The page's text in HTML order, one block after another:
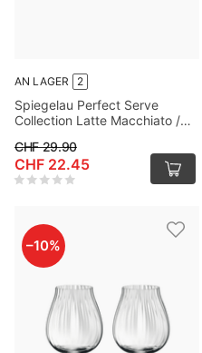
AN LAGER 2
Spiegelau Perfect Serve
Collection Latte Macchiato /
CHF 29.90
CHF 22.45
–10%